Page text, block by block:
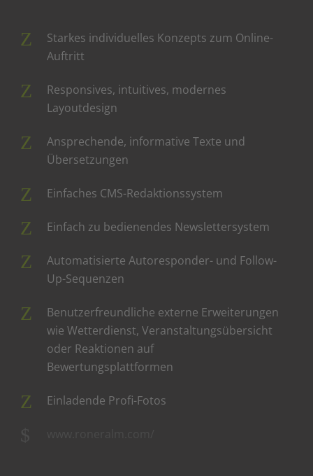
Starkes individuelles Konzepts zum Online-
Auftritt
Responsives, intuitives, modernes
Layoutdesign
Ansprechende, informative Texte und
Übersetzungen
Einfaches CMS-Redaktionssystem
Einfach zu bedienendes Newslettersystem
Automatisierte Autoresponder- und Follow-
Up-Sequenzen
Benutzerfreundliche externe Erweiterungen
wie Wetterdienst, Veranstaltungsübersicht
oder Reaktionen auf
Bewertungsplattformen
Einladende Profi-Fotos